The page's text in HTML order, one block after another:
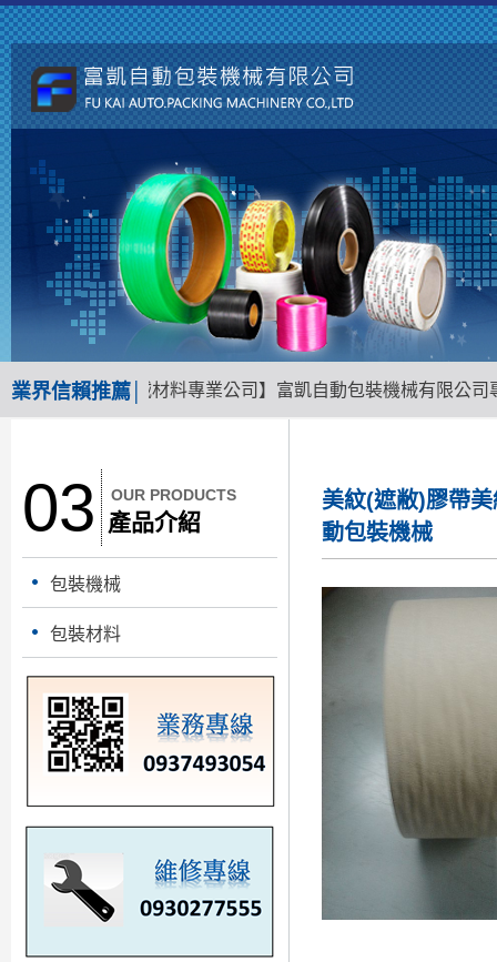
業界信賴推薦│
南地區包裝機械材料專業公司】富凱自動包裝機械有限公司
03 OUR PRODUCTS
產品介紹
包裝機械
包裝材料
美紋(遮敝)膠帶
動包裝機械